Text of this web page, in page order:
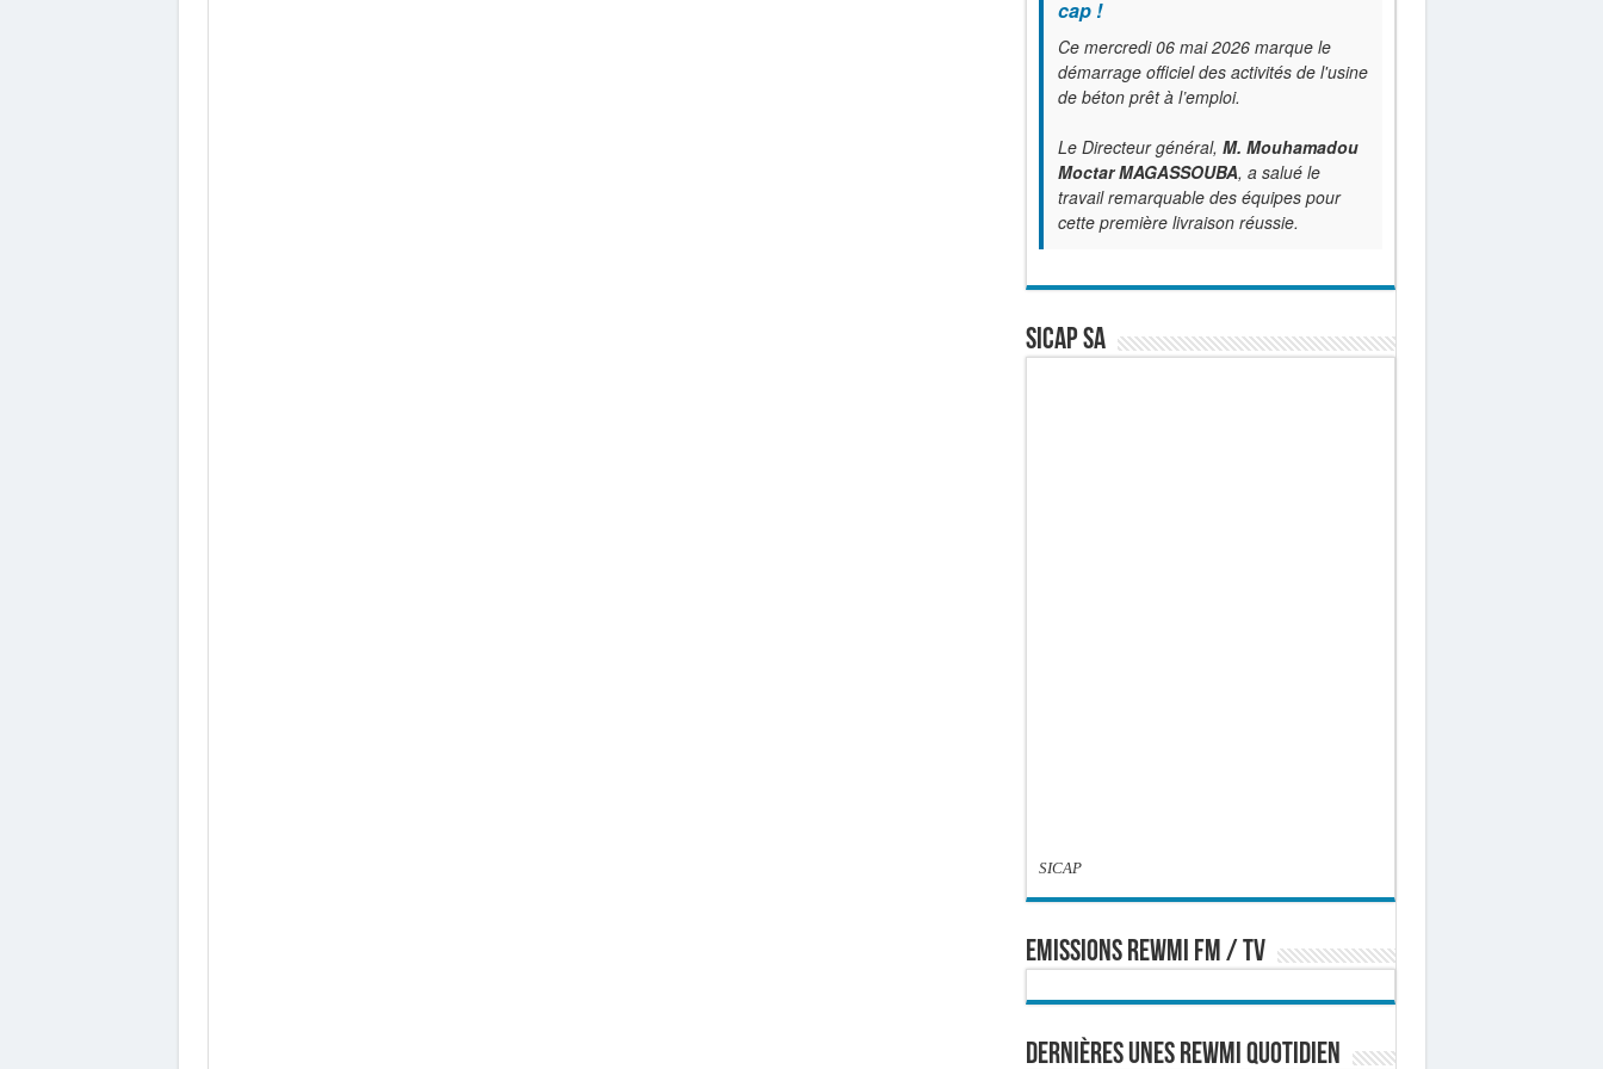
cap !
Ce mercredi 06 mai 2026 marque le
démarrage officiel des activités de l'usine
de béton prêt à l’emploi.
Le Directeur général, M. Mouhamadou
Moctar MAGASSOUBA, a salué le
travail remarquable des équipes pour
cette première livraison réussie.
SICAP SA
SICAP
EMISSIONS REWMI FM / TV
Dernières Unes Rewmi Quotidien